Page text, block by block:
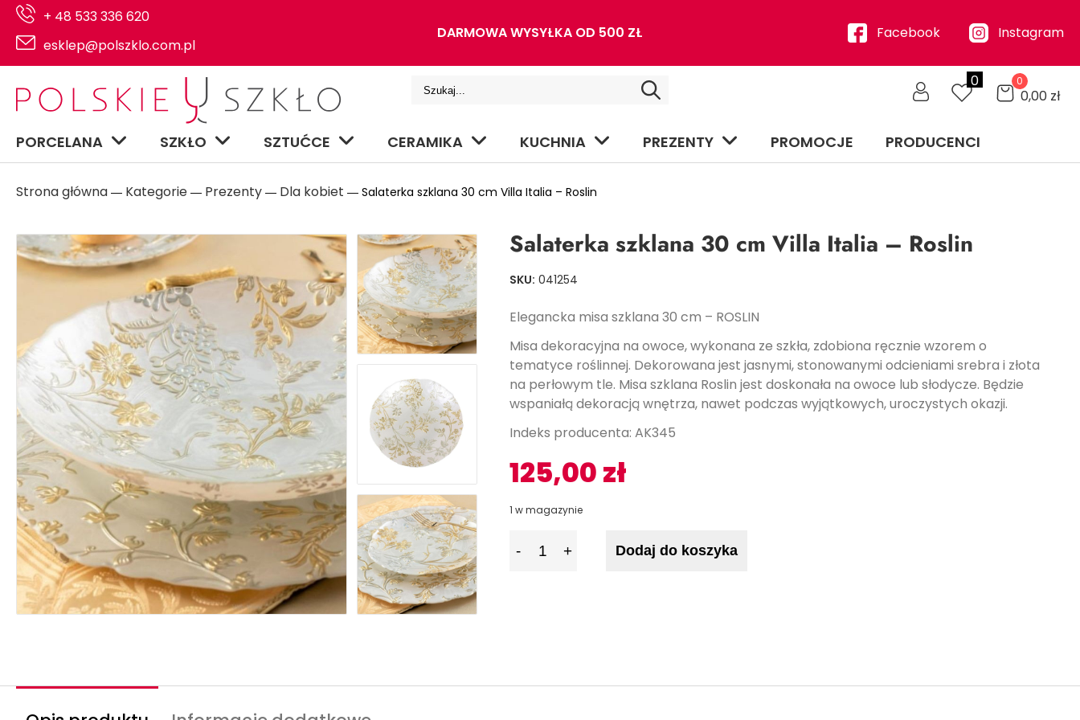
+ 48 533 336 620
esklep@polszklo.com.pl
DARMOWA WYSYŁKA OD 500 ZŁ Facebook Instagram
0 0
0,00 zł
PORCELANA SZKŁO SZTUĆCE CERAMIKA KUCHNIA PREZENTY PROMOCJE PRODUCENCI
Strona główna ― Kategorie ― Prezenty ― Dla kobiet ― Salaterka szklana 30 cm Villa Italia – Roslin
Salaterka szklana 30 cm Villa Italia – Roslin
SKU: 041254
Elegancka misa szklana 30 cm – ROSLIN
Misa dekoracyjna na owoce, wykonana ze szkła, zdobiona ręcznie wzorem o
tematyce roślinnej. Dekorowana jest jasnymi, stonowanymi odcieniami srebra i złota
na perłowym tle. Misa szklana Roslin jest doskonała na owoce lub słodycze. Będzie
wspaniałą dekoracją wnętrza, nawet podczas wyjątkowych, uroczystych okazji.
Indeks producenta: AK345
125,00zł
1 w magazynie
Dodaj do koszyka